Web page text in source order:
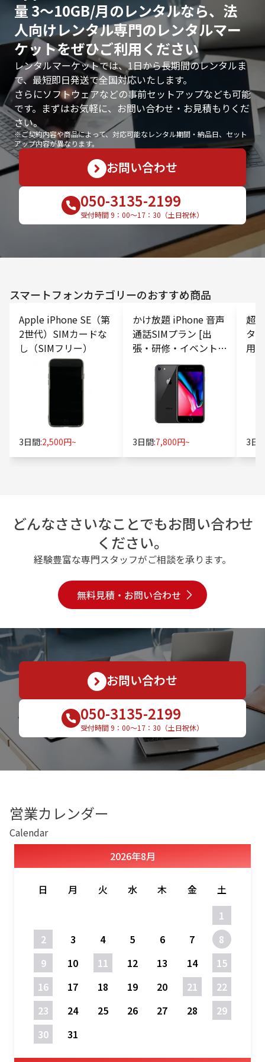
量 3〜10GB/月のレンタルなら、法
人向けレンタル専門のレンタルマー
ケットをぜひご利用ください
レンタルマーケットでは、1日から長期間のレンタルま
で、最短即日発送で全国対応いたします。
さらにソフトウェアなどの事前セットアップなども可能
です。まずはお気軽に、お問い合わせ・お見積もりくだ
さい。
※ご契約内容や商品によって、対応可能なレンタル期間・納品日、セット
アップ内容が異なります。
お問い合わせ
050-3135-2199
受付時間 9：00〜17：30（土日祝休）
スマートフォンカテゴリーのおすすめ商品
Apple iPhone SE（第
2世代）SIMカードな
し（SIMフリー）
3日間:2,500円~
かけ放題 iPhone 音声
通話SIMプラン [出
張・研修・イベント向
3日間:7,800円~
超
タ
用
3日
どんなささいなことでもお問い合わせ
ください。
経験豊富な専門スタッフがご相談を承ります。
無料見積・お問い合わせ
お問い合わせ
050-3135-2199
受付時間 9：00〜17：30（土日祝休）
営業カレンダー
Calendar
2026年8月
日 月 火 水 木 金
土
1
2
3 4 5 6 7
8
9
10 11 12 13 14
15
16
17 18 19 20 21
22
23
24 25 26 27 28
29
30
31